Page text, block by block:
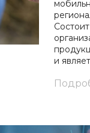
и